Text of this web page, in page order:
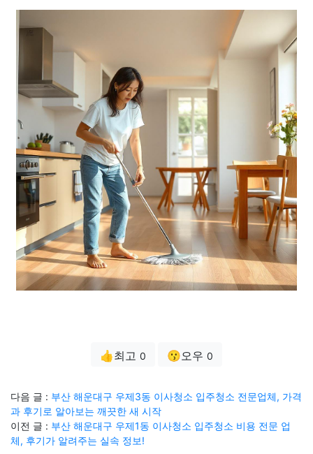
👍최고 0 😗오우 0
다음 글 : 부산 해운대구 우제3동 이사청소 입주청소 전문업체, 가격
과 후기로 알아보는 깨끗한 새 시작
이전 글 : 부산 해운대구 우제1동 이사청소 입주청소 비용 전문 업
체, 후기가 알려주는 실속 정보!